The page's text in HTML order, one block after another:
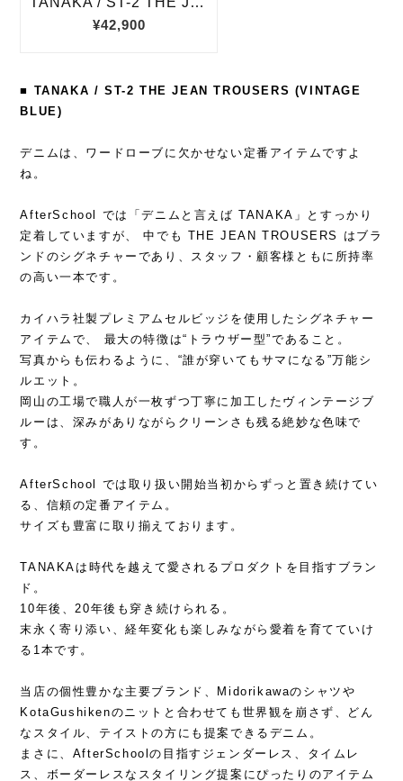
■ TANAKA / ST-2 THE JEAN TROUSERS (VINTAGE
BLUE)
デニムは、ワードローブに欠かせない定番アイテムですよ
ね。
AfterSchool では「デニムと言えば TANAKA」とすっかり
定着していますが、 中でも THE JEAN TROUSERS はブラ
ンドのシグネチャーであり、スタッフ・顧客様ともに所持率
の高い一本です。
カイハラ社製プレミアムセルビッジを使用したシグネチャー
アイテムで、 最大の特徴は“トラウザー型”であること。
写真からも伝わるように、“誰が穿いてもサマになる”万能シ
ルエット。
岡山の工場で職人が一枚ずつ丁寧に加工したヴィンテージブ
ルーは、深みがありながらクリーンさも残る絶妙な色味で
す。
AfterSchool では取り扱い開始当初からずっと置き続けてい
る、信頼の定番アイテム。
サイズも豊富に取り揃えております。
TANAKAは時代を越えて愛されるプロダクトを目指すブラン
ド。
10年後、20年後も穿き続けられる。
末永く寄り添い、経年変化も楽しみながら愛着を育てていけ
る1本です。
当店の個性豊かな主要ブランド、Midorikawaのシャツや
KotaGushikenのニットと合わせても世界観を崩さず、どん
なスタイル、テイストの方にも提案できるデニム。
まさに、AfterSchoolの目指すジェンダーレス、タイムレ
ス、ボーダーレスなスタイリング提案にぴったりのアイテム